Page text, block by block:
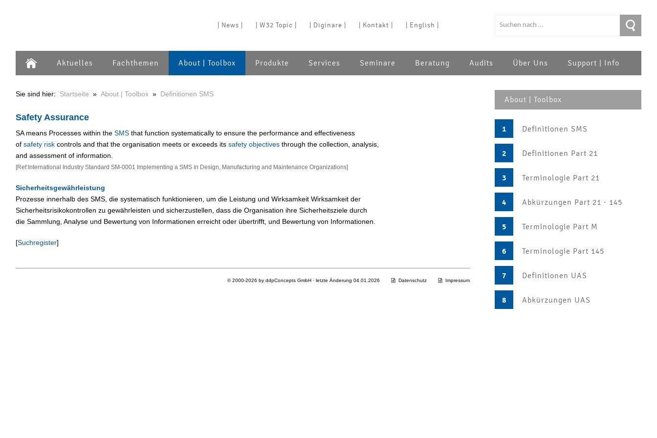
| News | | W32 Topic | | Diginare | | Kontakt | | English |
Aktuelles Fachthemen About | Toolbox Produkte Services Seminare Beratung Audits Über Uns Support | Info
About | Toolbox
1 Definitionen SMS
2 Definitionen Part 21
3 Terminologie Part 21
4 Abkürzungen Part 21 · 145
5 Terminologie Part M
6 Terminologie Part 145
7 Definitionen UAS
8 Abkürzungen UAS
Sie sind hier: Startseite » About | Toolbox » Definitionen SMS
Safety Assurance
SA means Processes within the SMS that function systematically to ensure the performance and effectiveness
of safety risk controls and that the organisation meets or exceeds its safety objectives through the collection, analysis,
and assessment of information.
[Ref: International Industry Standard SM-0001 Implementing a SMS in Design, Manufacturing and Maintenance Organizations]
Sicherheitsgewährleistung
Prozesse innerhalb des SMS, die systematisch funktionieren, um die Leistung und Wirksamkeit Wirksamkeit der
Sicherheitsrisikokontrollen zu gewährleisten und sicherzustellen, dass die Organisation ihre Sicherheitsziele durch
die Sammlung, Analyse und Bewertung von Informationen erreicht oder übertrifft, und Bewertung von Informationen.
[Suchregister]
© 2000-2026 by ddpConcepts GmbH · letzte Änderung 04.01.2026 Datenschutz Impressum